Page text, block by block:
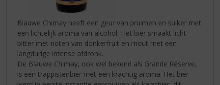
Blauwe Chimay heeft een geur van pruimen en suiker met
een lichtelijk aroma van alcohol. Het bier smaakt licht
bitter met noten van donkerfruit en mout met een
langdurige intense afdronk.
De Blauwe Chimay, ook wel bekend als Grande Réserve,
is een trappistenbier met een krachtig aroma. Het bier